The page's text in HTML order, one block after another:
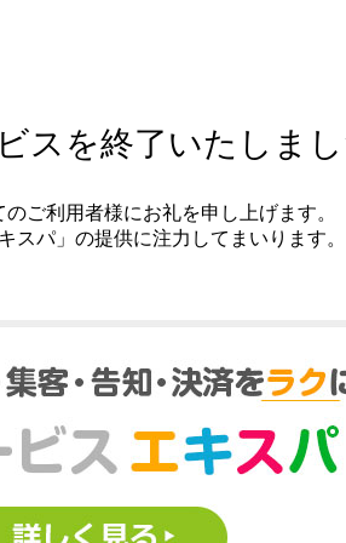
スを終了いたしま
ご利用者様にお礼を申し上げます。
スパ」の提供に注力してまいります。